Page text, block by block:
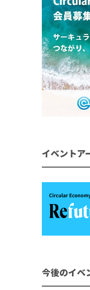
イベントア
今後のイベ